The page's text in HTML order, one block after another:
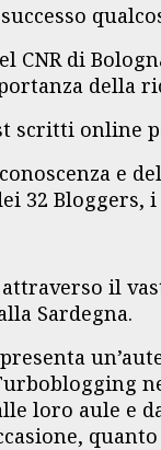
CNR di
della
scritti online
e
32
il
Sardegna.
loro aule e